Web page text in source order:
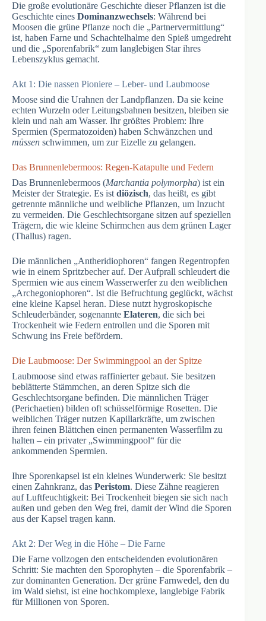
Die große evolutionäre Geschichte dieser Pflanzen ist die
Geschichte eines Dominanzwechsels: Während bei
Moosen die grüne Pflanze noch die „Partnervermittlung“
ist, haben Farne und Schachtelhalme den Spieß umgedreht
und die „Sporenfabrik“ zum langlebigen Star ihres
Lebenszyklus gemacht.
Akt 1: Die nassen Pioniere – Leber- und Laubmoose
Moose sind die Urahnen der Landpflanzen. Da sie keine
echten Wurzeln oder Leitungsbahnen besitzen, bleiben sie
klein und nah am Wasser. Ihr größtes Problem: Ihre
Spermien (Spermatozoiden) haben Schwänzchen und
müssen schwimmen, um zur Eizelle zu gelangen.
Das Brunnenlebermoos: Regen-Katapulte und Federn
Das Brunnenlebermoos (Marchantia polymorpha) ist ein
Meister der Strategie. Es ist diözisch, das heißt, es gibt
getrennte männliche und weibliche Pflanzen, um Inzucht
zu vermeiden. Die Geschlechtsorgane sitzen auf speziellen
Trägern, die wie kleine Schirmchen aus dem grünen Lager
(Thallus) ragen.
Die männlichen „Antheridiophoren“ fangen Regentropfen
wie in einem Spritzbecher auf. Der Aufprall schleudert die
Spermien wie aus einem Wasserwerfer zu den weiblichen
„Archegoniophoren“. Ist die Befruchtung geglückt, wächst
eine kleine Kapsel heran. Diese nutzt hygroskopische
Schleuderbänder, sogenannte Elateren, die sich bei
Trockenheit wie Federn entrollen und die Sporen mit
Schwung ins Freie befördern.
Die Laubmoose: Der Swimmingpool an der Spitze
Laubmoose sind etwas raffinierter gebaut. Sie besitzen
beblätterte Stämmchen, an deren Spitze sich die
Geschlechtsorgane befinden. Die männlichen Träger
(Perichaetien) bilden oft schüsselförmige Rosetten. Die
weiblichen Träger nutzen Kapillarkräfte, um zwischen
ihren feinen Blättchen einen permanenten Wasserfilm zu
halten – ein privater „Swimmingpool“ für die
ankommenden Spermien.
Ihre Sporenkapsel ist ein kleines Wunderwerk: Sie besitzt
einen Zahnkranz, das Peristom. Diese Zähne reagieren
auf Luftfeuchtigkeit: Bei Trockenheit biegen sie sich nach
außen und geben den Weg frei, damit der Wind die Sporen
aus der Kapsel tragen kann.
Akt 2: Der Weg in die Höhe – Die Farne
Die Farne vollzogen den entscheidenden evolutionären
Schritt: Sie machten den Sporophyten – die Sporenfabrik –
zur dominanten Generation. Der grüne Farnwedel, den du
im Wald siehst, ist eine hochkomplexe, langlebige Fabrik
für Millionen von Sporen.